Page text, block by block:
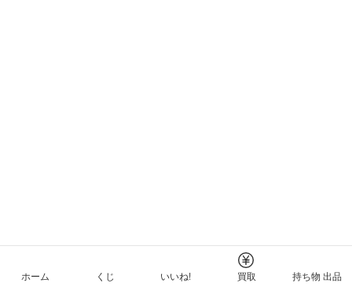
ホーム くじ いいね! 買取 持ち物 出品